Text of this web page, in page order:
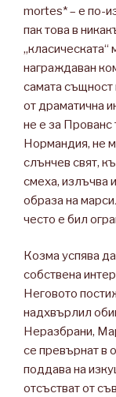
mortes* – е по-
пак това в
„класическата“
награждаван
самата
от драматична
не е за
Нормандия, не
слънчев свят,
смеха, излъчва
образа на
често е бил
Козма успява
собствена
Неговото
надхвърлил
Неразбрани,
се превърнат в
поддава на
отсъстват от